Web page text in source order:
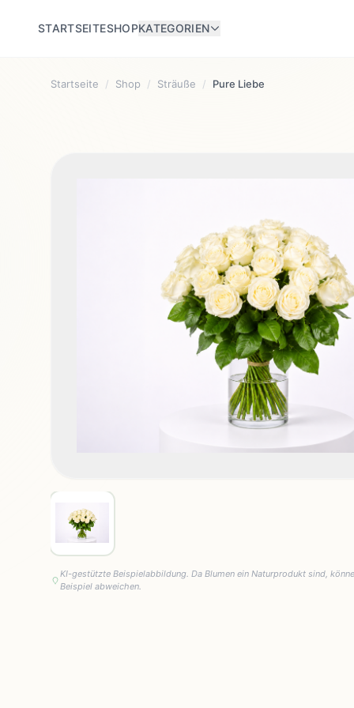
STARTSEITESHOPKATEGORIEN
Startseite / Shop / Sträuße / Pure Liebe
KI-gestützte Beispielabbildung. Da Blumen ein Naturprodukt sind,
Beispiel abweichen.